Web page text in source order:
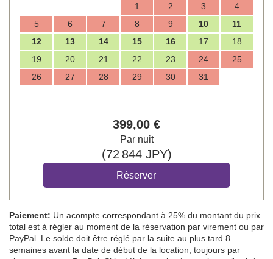
1
2 3
4
5
6 7 8 9 10
11
12
13 14 15 16 17
18
19
20 21 22 23 24
25
26
27 28 29 30 31
399,00 €
Par nuit
(72 844JPY)
Paiement: Un acompte correspondant à 25% du montant du prix
total est à régler au moment de la réservation par virement ou par
PayPal. Le solde doit être réglé par la suite au plus tard 8
semaines avant la date de début de la location, toujours par